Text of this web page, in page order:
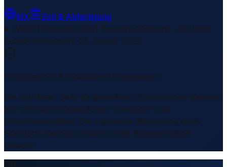
MX
Zoll & Abfertigung
Weiterführende Links1 Bereiche/Sections • 8 Links▾
Zuletzt aktualisiert: 27. Januar 2026
Inhalt geprüft & redaktionell freigegeben
Die auf dieser Seite dargestellten Informationen basieren
auf öffentlich zugänglichen Transport- und
Infrastrukturdaten. Die logistische Bedeutung eines
Standorts kann sich ändern. Alle Angaben ohne
Gewähr.